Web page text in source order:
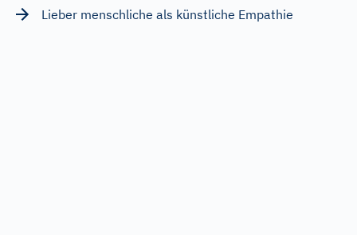
Lieber menschliche als künstliche Empathie